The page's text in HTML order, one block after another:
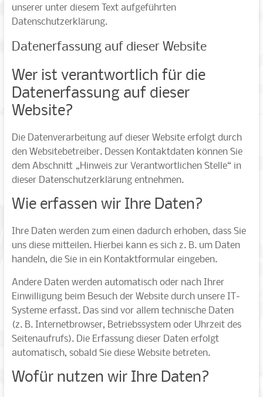
unserer unter diesem Text aufgeführten
Datenschutzerklärung.
Datenerfassung auf dieser Website
Wer ist verantwortlich für die
Datenerfassung auf dieser
Website?
Die Datenverarbeitung auf dieser Website erfolgt durch
den Websitebetreiber. Dessen Kontaktdaten können Sie
dem Abschnitt „Hinweis zur Verantwortlichen Stelle“ in
dieser Datenschutzerklärung entnehmen.
Wie erfassen wir Ihre Daten?
Ihre Daten werden zum einen dadurch erhoben, dass Sie
uns diese mitteilen. Hierbei kann es sich z. B. um Daten
handeln, die Sie in ein Kontaktformular eingeben.
Andere Daten werden automatisch oder nach Ihrer
Einwilligung beim Besuch der Website durch unsere IT-
Systeme erfasst. Das sind vor allem technische Daten
(z. B. Internetbrowser, Betriebssystem oder Uhrzeit des
Seitenaufrufs). Die Erfassung dieser Daten erfolgt
automatisch, sobald Sie diese Website betreten.
Wofür nutzen wir Ihre Daten?